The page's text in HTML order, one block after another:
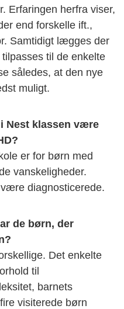
Erfaringen herfra viser,
end forskelle ift.,
Samtidigt lægges der
til de enkelte
således, at den nye
muligt.
Nest klassen være
er for børn med
vanskeligheder.
diagnosticerede.
de børn, der
Det enkelte
til
barnets
visiterede børn